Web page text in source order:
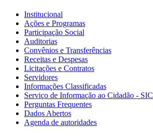
Institucional
Ações e Programas
Participação Social
Auditorias
Convênios e Transferências
Receitas e Despesas
Licitações e Contratos
Servidores
Informações Classificadas
Serviço de Informação ao Cidadão - SIC
Perguntas Frequentes
Dados Abertos
Agenda de autoridades